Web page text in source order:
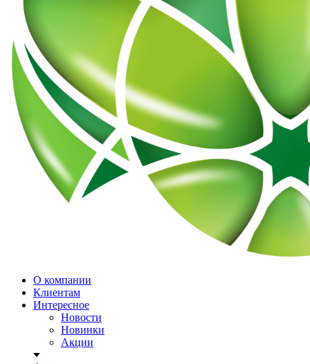
О компании
Клиентам
Интересное
Новости
Новинки
Акции